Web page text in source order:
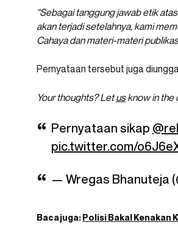
“Sebagai tanggung jawab etik
akan terjadi setelahnya, kami
Cahaya dan materi-materi
Pernyataan tersebut juga
Your thoughts? Letusknow in the
Pernyataan sikap
pic.twitter.com/
— Wregas Bhanuteja
Baca juga:Polisi Bakal Kenakan